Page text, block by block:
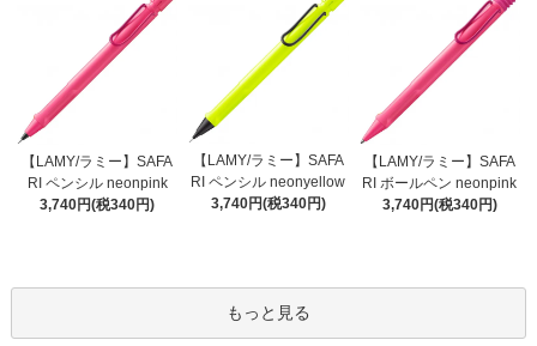
【LAMY/ラミー】SAFA
RI ペンシル neonpink
3,740円(税340円)
【LAMY/ラミー】SAFA
RI ペンシル neonyellow
3,740円(税340円)
【LAMY/ラミー】SAFA
RI ボールペン neonpink
3,740円(税340円)
もっと見る